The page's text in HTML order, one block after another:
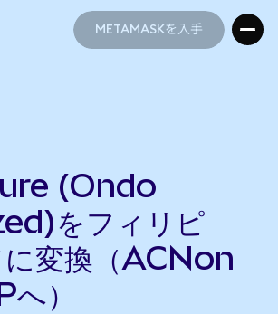
METAMASKを入手
(Ondo
をフィリピ
に変換（ACNon
）